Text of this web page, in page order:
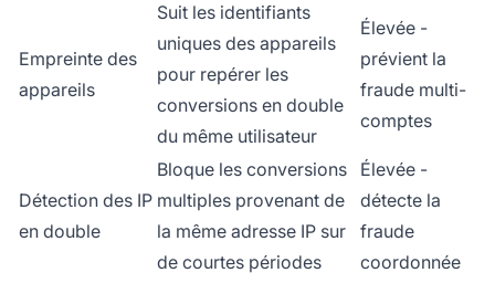
Empreinte des
appareils
Suit les identifiants
uniques des appareils
pour repérer les
conversions en double
du même utilisateur
Élevée -
prévient la
fraude multi-
comptes
Détection des IP
en double
Bloque les conversions
multiples provenant de
la même adresse IP sur
de courtes périodes
Élevée -
détecte la
fraude
coordonnée